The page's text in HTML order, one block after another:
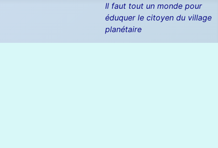
Il faut tout un monde pour
éduquer le citoyen du village
planétaire